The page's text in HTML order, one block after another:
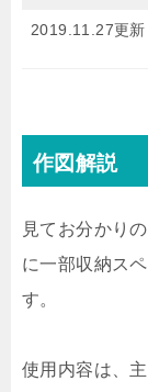
2019.11.27更新
作図解説
見てお分かり
に一部収納ス
す。
使用内容は、